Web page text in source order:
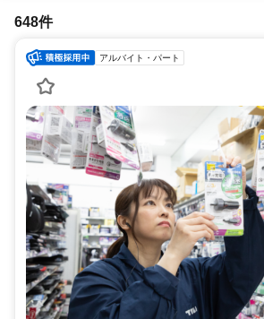
648件
アルバイト・パート